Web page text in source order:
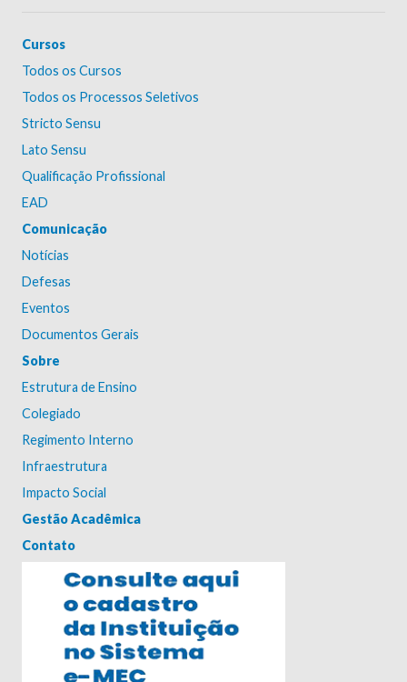
Cursos
Todos os Cursos
Todos os Processos Seletivos
Stricto Sensu
Lato Sensu
Qualificação Profissional
EAD
Comunicação
Notícias
Defesas
Eventos
Documentos Gerais
Sobre
Estrutura de Ensino
Colegiado
Regimento Interno
Infraestrutura
Impacto Social
Gestão Acadêmica
Contato